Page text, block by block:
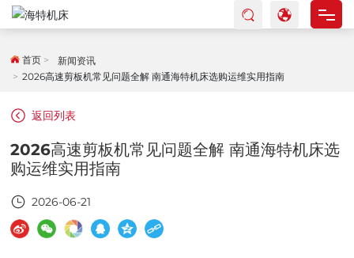
新闻资讯
服务与支持
首页
新闻资讯
2026高速剪板机常见问题全解 南通海特机床选购运维实用指南
返回列表
2026高速剪板机常见问题全解 南通海特机床选
购运维实用指南
2026-06-21